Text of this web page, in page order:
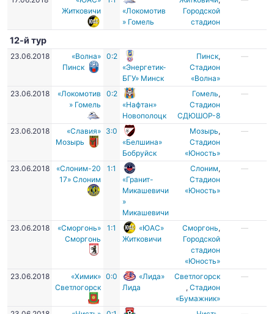
Житковичи
«Локомотив
» Гомель
Городской
стадион
12-й тур
23.06.2018
«Волна»
Пинск
0:2
«Энергетик-
БГУ» Минск
Пинск,
Стадион
«Волна»
—
23.06.2018
«Локомотив
» Гомель
0:2
«Нафтан»
Новополоцк
Гомель,
Стадион
СДЮШОР-8
—
23.06.2018
«Славия»
Мозырь
3:0
«Белшина»
Бобруйск
Мозырь,
Стадион
«Юность»
—
23.06.2018
«Слоним-20
17» Слоним
1:1
«Гранит-
Микашевичи
»
Микашевичи
Слоним,
Стадион
«Юность»
—
23.06.2018
«Сморгонь»
Сморгонь
1:1
«ЮАС»
Житковичи
Сморгонь,
Городской
стадион
«Юность»
—
23.06.2018
«Химик»
Светлогорск
0:0
«Лида»
Лида
Светлогорск
,Стадион
«Бумажник»
—